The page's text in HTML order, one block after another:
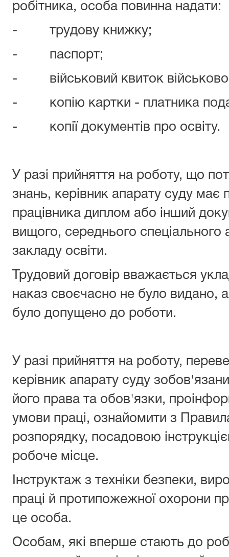
робітника, особа повинна надати:
- трудову книжку;
- паспорт;
- військовий квиток
- копію картки - платника
- копії документів про освіту.
У разі прийняття на роботу, що
знань, керівник апарату суду має
працівника диплом або інший
вищого, середнього спеціального
закладу освіти.
Трудовий договір вважається
наказ своєчасно не було видано,
було допущено до роботи.
У разі прийняття на роботу,
керівник апарату суду
його права та обов'язки,
умови праці, ознайомити з
розпорядку, посадовою
робоче місце.
Інструктаж з техніки безпеки,
праці й протипожежної охорони
це особа.
Особам, які вперше стають до